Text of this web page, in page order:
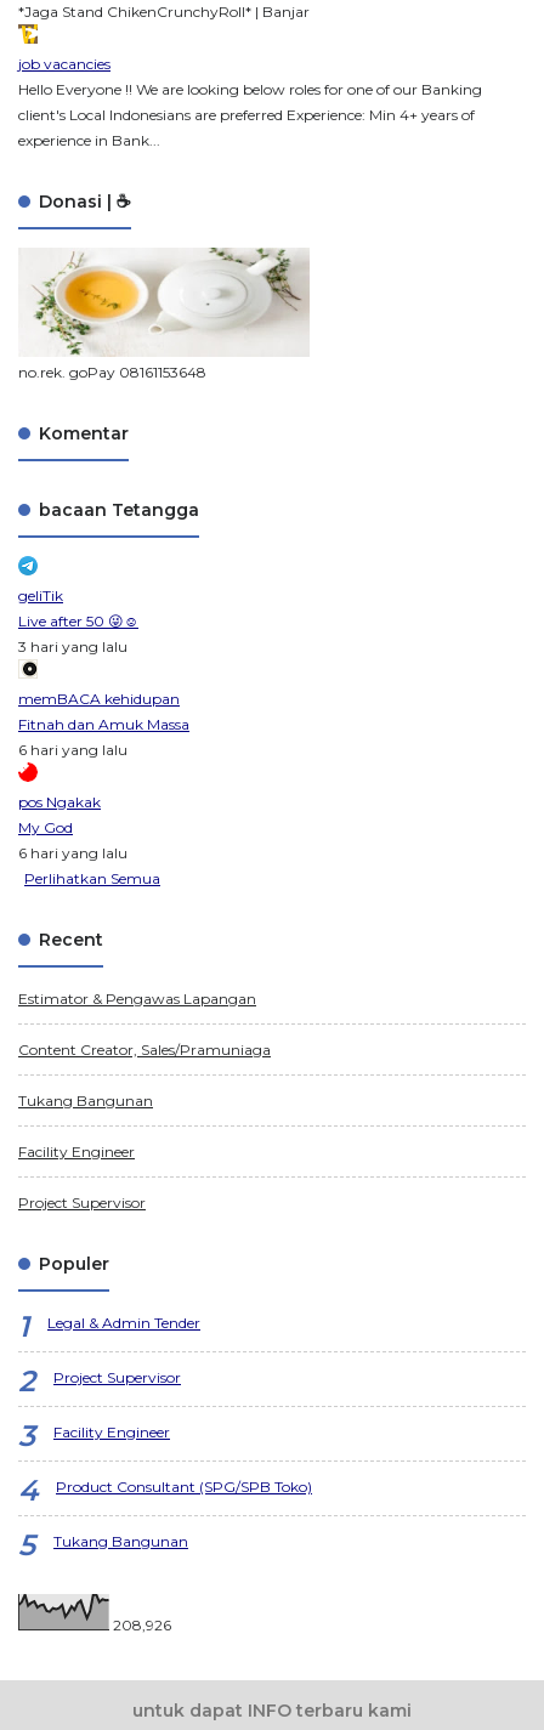
*Jaga Stand ChikenCrunchyRoll* | Banjar
job vacancies
Hello Everyone !! We are looking below roles for one of our Banking
client's Local Indonesians are preferred Experience: Min 4+ years of
experience in Bank...
Donasi | ☕
no.rek. goPay 08161153648
Komentar
bacaan Tetangga
geliTik
Live after 50 😜☺️
3 hari yang lalu
memBACA kehidupan
Fitnah dan Amuk Massa
6 hari yang lalu
pos Ngakak
My God
6 hari yang lalu
Perlihatkan Semua
Recent
Estimator & Pengawas Lapangan
Content Creator, Sales/Pramuniaga
Tukang Bangunan
Facility Engineer
Project Supervisor
Populer
Legal & Admin Tender
Project Supervisor
Facility Engineer
Product Consultant (SPG/SPB Toko)
Tukang Bangunan
208,926
untuk dapat INFO terbaru kami